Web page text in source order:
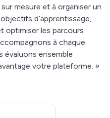
mesure et à organiser un
d’apprentissage,
optimiser les parcours
à chaque
évaluons ensemble
votre plateforme. »